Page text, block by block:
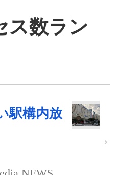
ス数ラン
駅構内放